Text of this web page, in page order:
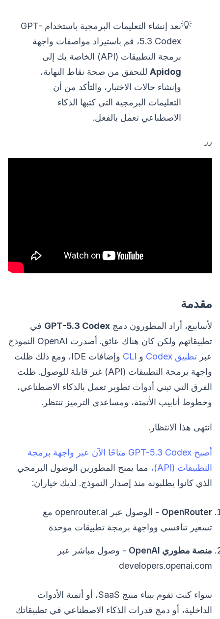
💡
بعد إنشاء التعليمات البرمجية باستخدام GPT-
5.3 Codex، قم باستيراد مواصفات واجهة
برمجة التطبيقات (API) الخاصة بك إلى
Apidog للتحقق من صحة نقاط النهاية،
وإنشاء حالات الاختبار، والتأكد من أن
التعليمات البرمجية التي كتبها الذكاء
الاصطناعي تعمل بالفعل.
زر
مقدمة
لأسابيع، أراد المطورون دمج GPT-5.3 Codex في
تطبيقاتهم ولكن كان هناك عائق. أصدرت OpenAI النموذج
عبر تطبيق Codex و CLI
وإضافات IDE، ومع ذلك ظلت
واجهة برمجة التطبيقات (API) غير قابلة للوصول. ظلت
الفرق التي تبني أدوات تطوير تعمل بالذكاء الاصطناعي،
وخطوط أنابيب الأتمتة، ومساعدي الترميز تنتظر.
انتهى هذا الانتظار.
أصبح GPT-5.3 Codex متاحًا الآن عبر واجهة برمجة
التطبيقات (API)،
مما يمنح المطورين الوصول البرمجي
الذي كانوا يطلبونه منذ إصدار النموذج. لديك خياران:
OpenRouter
- الوصول عبر openrouter.ai مع
تسعير تنافسي وواجهة برمجة تطبيقات موحدة
منصة مطوري OpenAI
- وصول مباشر عبر
developers.openai.com
سواء كنت تقوم ببناء منتج SaaS، أو أتمتة الأدوات
الداخلية، أو دمج قدرات الذكاء الاصطناعي في تطبيقاتك